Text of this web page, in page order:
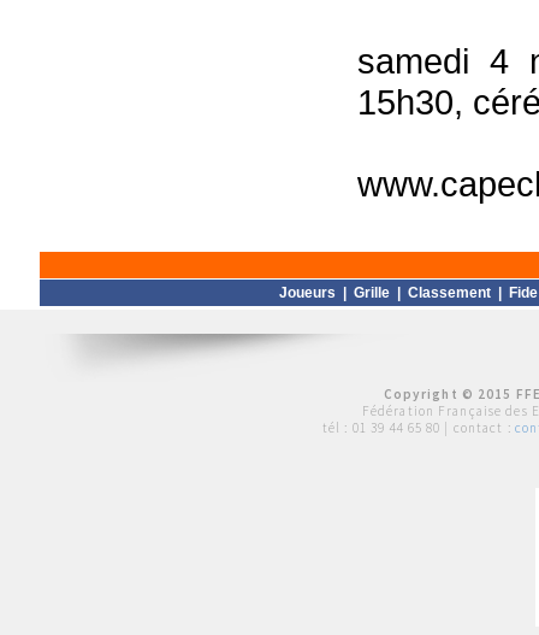
samedi 4
15h30,
Joueurs Grille Classement Fide
Copyright © 2015
Fédération Française des
tél : 01 39 44 65 80 | contact :